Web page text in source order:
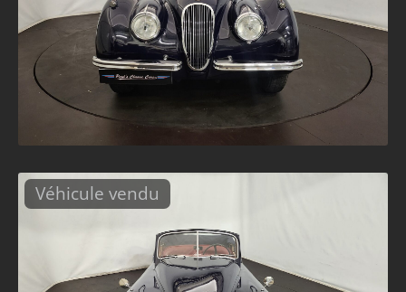
Véhicule vendu